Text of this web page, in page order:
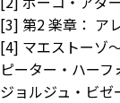
[3] 第2 楽章： ア
[4] マエストーゾ
ピーター・ハーフ
ジョルジュ・ビゼ